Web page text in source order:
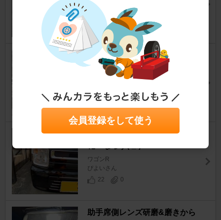
ワゴンR
しょ～た。。さん
0
フロントナンバーナット交換&
アイラインリメイク
14
0
フロントウインカーステルス
ワゴンR
ぴよいさん
22
0
助手席側レンズ研磨&磨きから
会員登録をして使う